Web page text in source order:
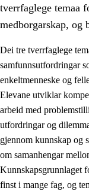
2. Prinsipp
Sosial
2.2
2.3
2.4 Å lære å
Tverrfaglege
tverrfaglege temaa
medborgarskap,
Dei tre tverrfaglege
samfunnsutfordringar
enkeltmenneske og
Elevane utviklar
arbeid med
utfordringar og
gjennom kunnskap og
om samanhengar
Kunnskapsgrunnlaget
finst i mange fag, og